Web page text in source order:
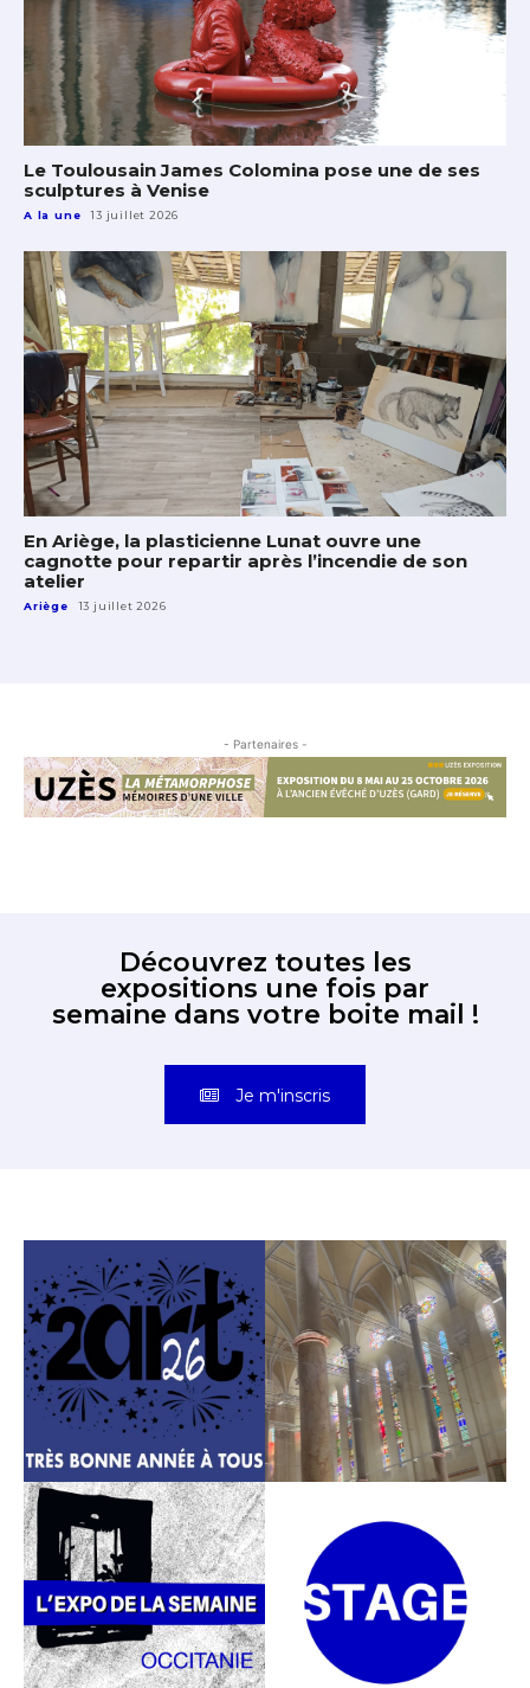
Le Toulousain James Colomina pose une de ses
sculptures à Venise
A la une 13 juillet 2026
En Ariège, la plasticienne Lunat ouvre une
cagnotte pour repartir après l’incendie de son
atelier
Ariège 13 juillet 2026
- Partenaires -
Découvrez toutes les
expositions une fois par
semaine dans votre boite mail !
Je m'inscris